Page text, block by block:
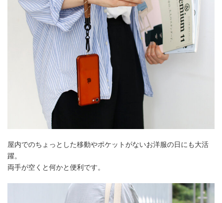
屋内でのちょっとした移動やポケットがないお洋服の日にも大活
躍。
両手が空くと何かと便利です。